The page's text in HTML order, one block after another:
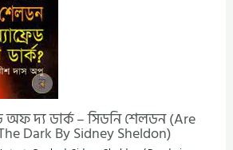
দ্য ডার্ক – সিডনি শেলডন (Are
Dark By Sidney Sheldon)